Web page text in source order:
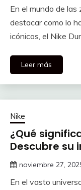
En el mundo de
destacar como lo
icónicos, el Nike
Leer más
Nike
¿Qué
Descubre su
noviembre 27,
En el vasto